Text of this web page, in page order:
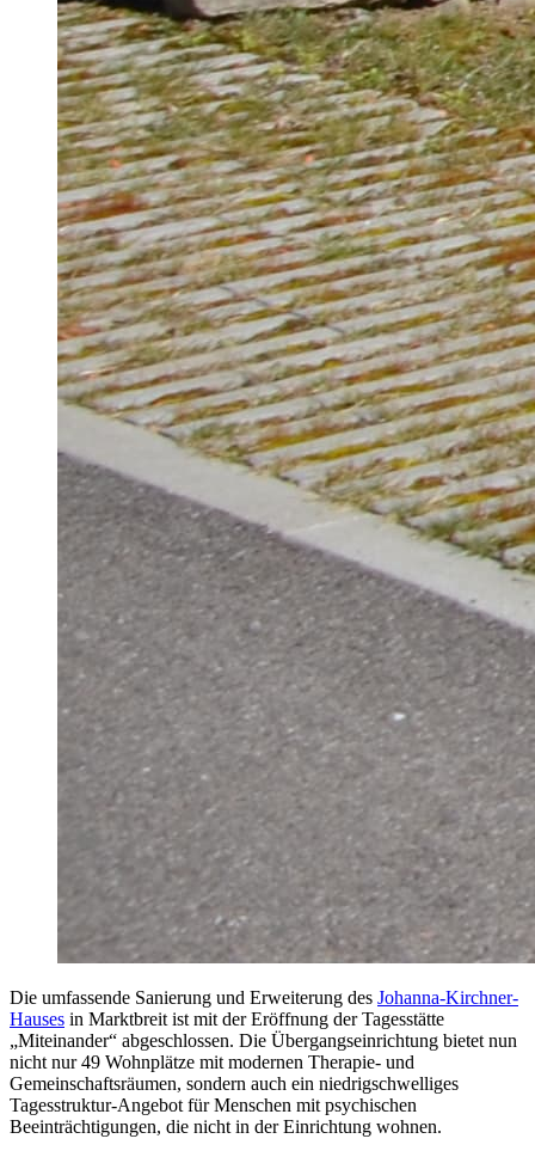
Die umfassende Sanierung und Erweiterung des Johanna-Kirchner-
Hauses in Marktbreit ist mit der Eröffnung der Tagesstätte
„Miteinander“ abgeschlossen. Die Übergangseinrichtung bietet nun
nicht nur 49 Wohnplätze mit modernen Therapie- und
Gemeinschaftsräumen, sondern auch ein niedrigschwelliges
Tagesstruktur-Angebot für Menschen mit psychischen
Beeinträchtigungen, die nicht in der Einrichtung wohnen.